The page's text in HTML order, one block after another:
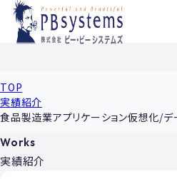
TOP
実績紹介
食品製造業アプリケーション仮想化/
Works
実績紹介